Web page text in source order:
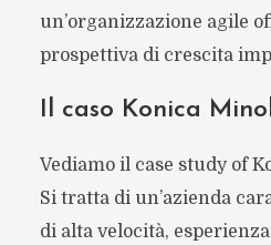
un’organizzazione agile
prospettiva di crescita
Il caso Konica
Vediamo il case study of
Si tratta di un’azienda
di alta velocità,